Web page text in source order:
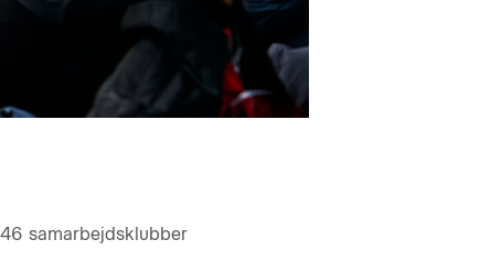
samarbejdsklubber